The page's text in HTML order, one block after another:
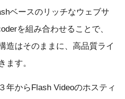
ベースのリッチなウェブサ
を組み合わせることで、
造はそのままに、高品質ライ
ます。
年からFlash Videoのホスティ